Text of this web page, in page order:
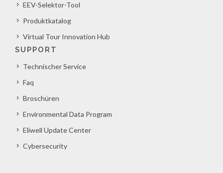
EEV-Selektor-Tool
Produktkatalog
Virtual Tour Innovation Hub
SUPPORT
Technischer Service
Faq
Broschüren
Environmental Data Program
Eliwell Update Center
Cybersecurity